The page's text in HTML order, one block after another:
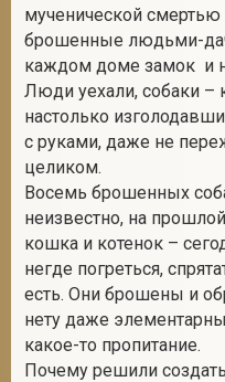
мученической смертью
брошенные людьми-
каждом доме замок и
Люди уехали, собаки –
настолько
с руками, даже не
целиком.
Восемь брошенных
неизвестно, на
кошка и котенок –
негде погреться,
есть. Они брошены и
нету даже
какое-то пропитание.
Почему решили